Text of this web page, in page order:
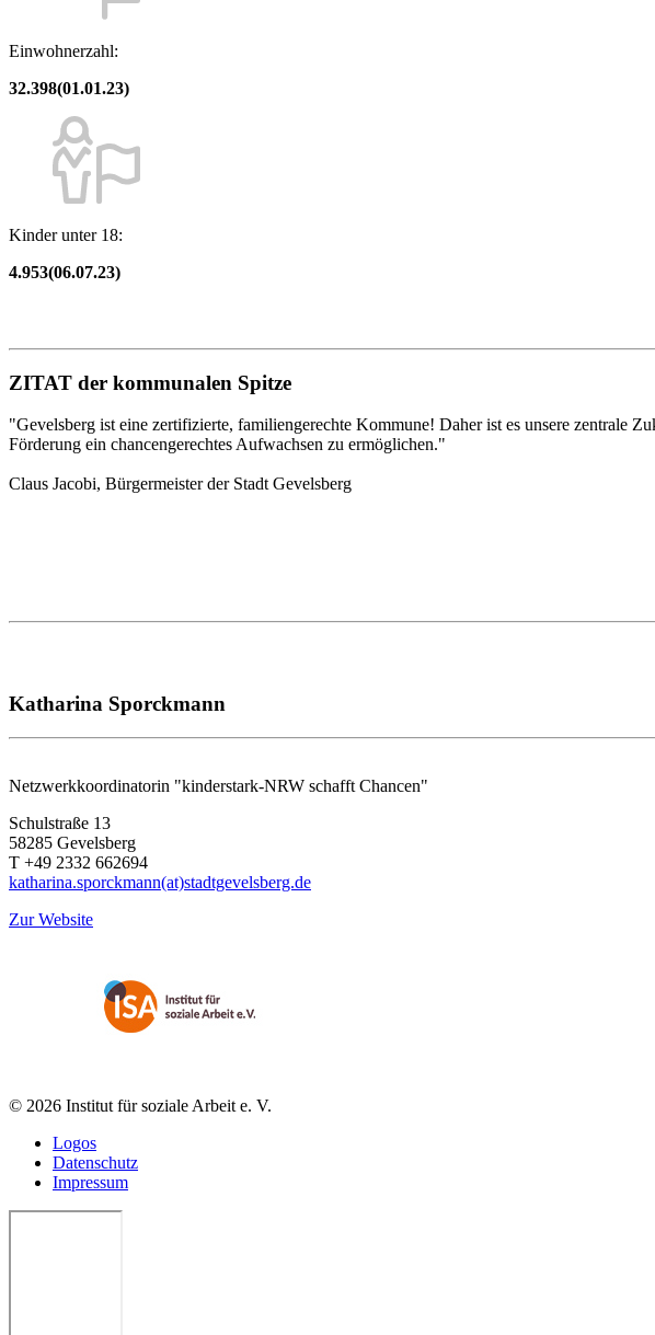
Einwohnerzahl:
32.398(01.01.23)
Kinder unter 18:
4.953(06.07.23)
ZITAT der kommunalen Spitze
"Gevelsberg ist eine zertifizierte, familiengerechte Kommune! Daher ist es unsere zentrale
Förderung ein chancengerechtes Aufwachsen zu ermöglichen."
Claus Jacobi, Bürgermeister der Stadt Gevelsberg
Katharina Sporckmann
Netzwerkkoordinatorin "kinderstark-NRW schafft Chancen"
Schulstraße 13
58285 Gevelsberg
T +49 2332 662694
katharina.sporckmann(at)stadtgevelsberg.de
Zur Website
© 2026 Institut für soziale Arbeit e. V.
Logos
Datenschutz
Impressum